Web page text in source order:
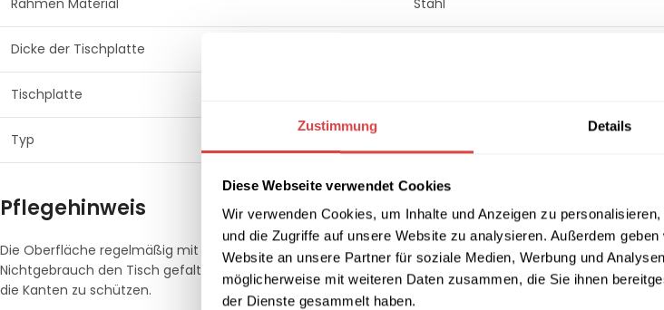
Zustimmung Details
Diese Webseite verwendet Cookies
Wir verwenden Cookies, um Inhalte und Anzeigen zu
und die Zugriffe auf unsere Website zu analysieren. Außerdem
Website an unsere Partner für soziale Medien, Werbung und
möglicherweise mit weiteren Daten zusammen, die Sie ihnen
der Dienste gesammelt haben.
Rahmen Material Stahl
Dicke der Tischplatte
Tischplatte
Typ
Pflegehinweis
Die Oberfläche regelmäßig mit einem weichen, feuchten Tuch reinigen. Verwenden Sie keine
Nichtgebrauch den Tisch gefaltet lagern, um Platz zu sparen und
die Kanten zu schützen.